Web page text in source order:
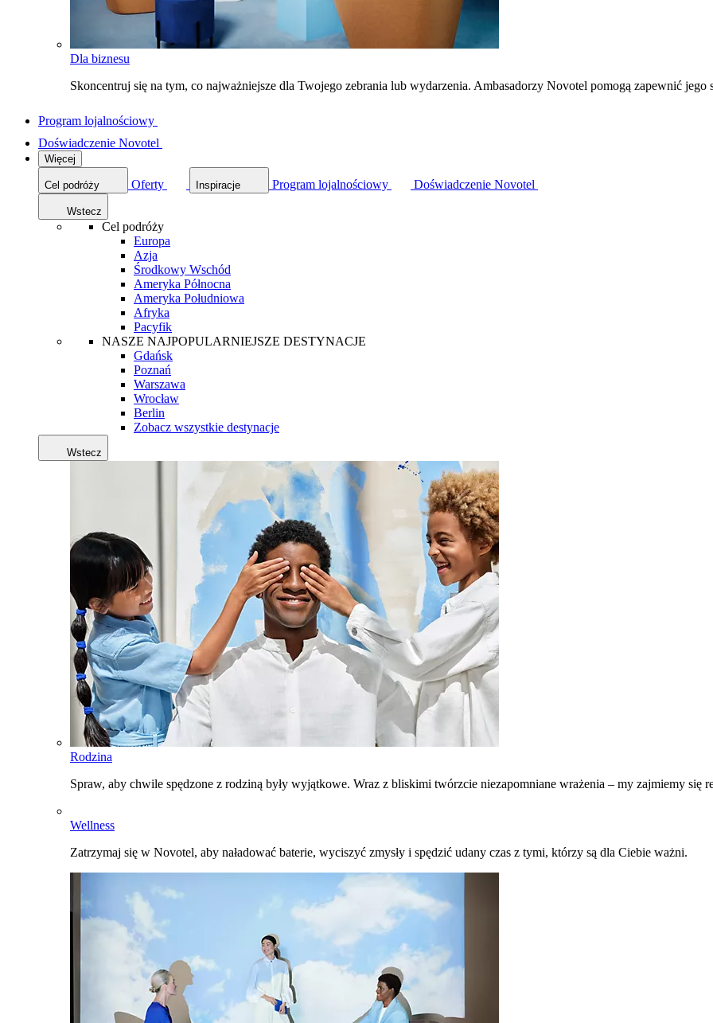
Dla biznesu
Skoncentruj się na tym, co najważniejsze dla Twojego zebrania lub wydarzenia. Ambasadorzy Novotel pomogą zapewnić jego
Program lojalnościowy
Doświadczenie Novotel
Więcej
Cel podróży Oferty Inspiracje Program lojalnościowy Doświadczenie Novotel
Wstecz
Cel podróży
Europa
Azja
Środkowy Wschód
Ameryka Północna
Ameryka Południowa
Afryka
Pacyfik
NASZE NAJPOPULARNIEJSZE DESTYNACJE
Gdańsk
Poznań
Warszawa
Wrocław
Berlin
Zobacz wszystkie destynacje
Wstecz
Rodzina
Spraw, aby chwile spędzone z rodziną były wyjątkowe. Wraz z bliskimi twórzcie niezapomniane wrażenia – my zajmiemy się
Wellness
Zatrzymaj się w Novotel, aby naładować baterie, wyciszyć zmysły i spędzić udany czas z tymi, którzy są dla Ciebie ważni.